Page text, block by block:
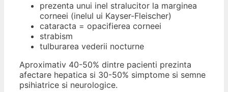
prezenta unui inel stralucitor la marginea
corneei (inelul ui Kayser-Fleischer)
cataracta = opacifierea corneei
strabism
tulburarea vederii nocturne
Aproximativ 40-50% dintre pacienti prezinta
afectare hepatica si 30-50% simptome si semne
psihiatrice si neurologice.